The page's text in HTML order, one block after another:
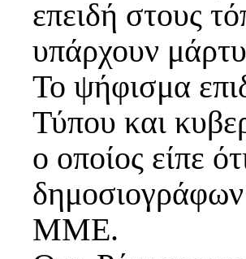
επειδή στους
υπάρχουν
Το ψήφισμα
Τύπου και
ο οποίος είπε
ΜΜΕ.